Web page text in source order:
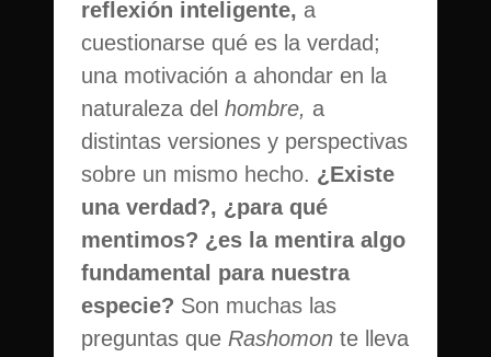
reflexión inteligente, a
cuestionarse qué es la verdad;
una motivación a ahondar en la
naturaleza del hombre, a
distintas versiones y perspectivas
sobre un mismo hecho. ¿Existe
una verdad?, ¿para qué
mentimos? ¿es la mentira algo
fundamental para nuestra
especie? Son muchas las
preguntas que Rashomon te lleva